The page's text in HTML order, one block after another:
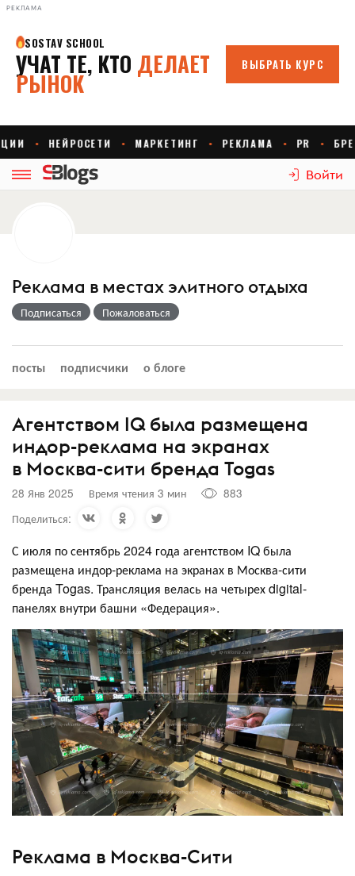
РЕКЛАМА
Войти
Реклама в местах элитного отдыха
Подписаться Пожаловаться
посты подписчики о блоге
Агентством IQ была размещена
индор-реклама на экранах
в Москва-сити бренда Togas
28 Янв 2025 Время чтения 3 мин
883
Поделиться:
С июля по сентябрь 2024 года агентством IQ была
размещена индор-реклама на экранах в Москва-сити
бренда Togas. Трансляция велась на четырех digital-
панелях внутри башни «Федерация».
Реклама в Москва-Сити